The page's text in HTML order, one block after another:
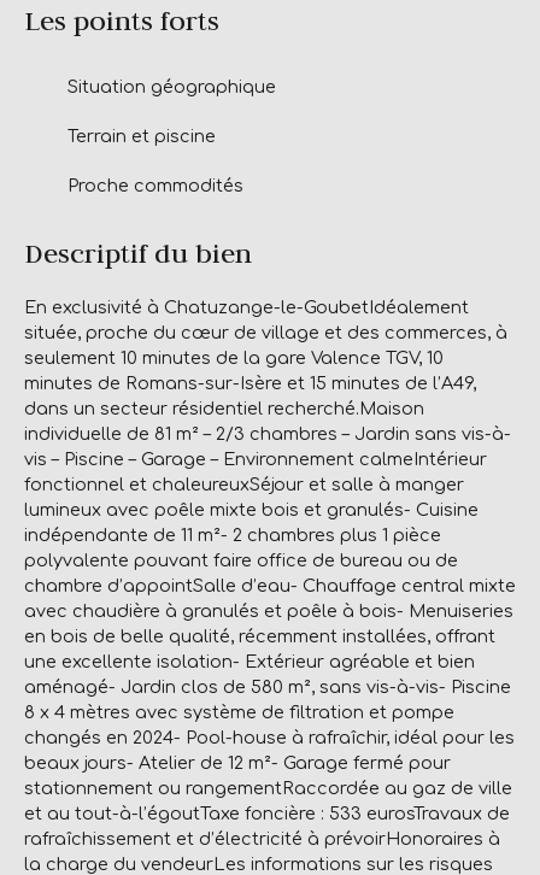
Les points forts
Situation géographique
Terrain et piscine
Proche commodités
Descriptif du bien
En exclusivité à Chatuzange-le-GoubetIdéalement
située, proche du cœur de village et des commerces, à
seulement 10 minutes de la gare Valence TGV, 10
minutes de Romans-sur-Isère et 15 minutes de l’A49,
dans un secteur résidentiel recherché.Maison
individuelle de 81 m² – 2/3 chambres – Jardin sans vis-à-
vis – Piscine – Garage – Environnement calmeIntérieur
fonctionnel et chaleureuxSéjour et salle à manger
lumineux avec poêle mixte bois et granulés- Cuisine
indépendante de 11 m²- 2 chambres plus 1 pièce
polyvalente pouvant faire office de bureau ou de
chambre d’appointSalle d’eau- Chauffage central mixte
avec chaudière à granulés et poêle à bois- Menuiseries
en bois de belle qualité, récemment installées, offrant
une excellente isolation- Extérieur agréable et bien
aménagé- Jardin clos de 580 m², sans vis-à-vis- Piscine
8 x 4 mètres avec système de filtration et pompe
changés en 2024- Pool-house à rafraîchir, idéal pour les
beaux jours- Atelier de 12 m²- Garage fermé pour
stationnement ou rangementRaccordée au gaz de ville
et au tout-à-l’égoutTaxe foncière : 533 eurosTravaux de
rafraîchissement et d’électricité à prévoirHonoraires à
la charge du vendeurLes informations sur les risques